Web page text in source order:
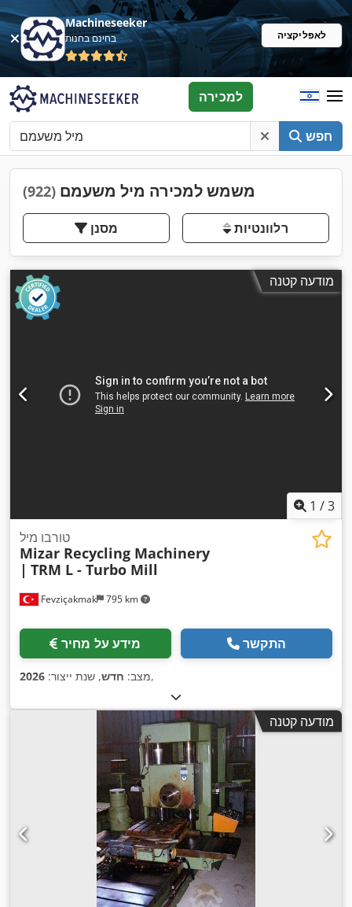
Machineseeker
בחינם בחנות לאפליקציה
חפש
למכירה
משמש למכירה מיל משעמם (922)
מסנן רלוונטיות
מודעה קטנה
1 /3
Fevziçakmak 795 km
טורבו מיל
Mizar Recycling Machinery
| TRM L - Turbo Mill
מידע על מחיר התקשר
מצב: חדש, שנת ייצור: 2026 ,
מודעה קטנה